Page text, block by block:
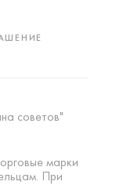
советов"
марки
При